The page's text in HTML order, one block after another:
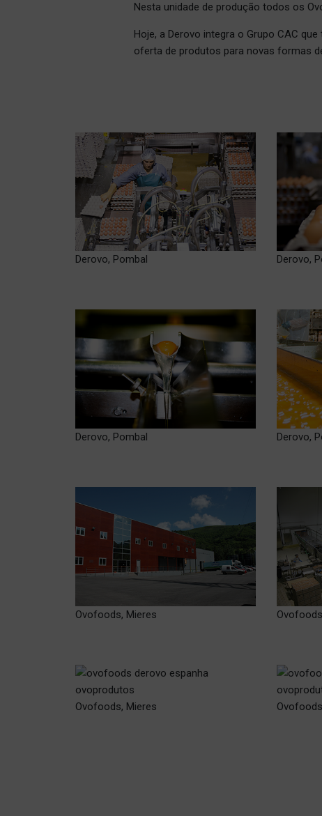
Nesta unidade de produção todos os
Hoje, a Derovo integra o Grupo CAC
oferta de produtos para novas formas
Derovo, Pombal Derovo,
Derovo, Pombal Derovo,
Ovofoods, Mieres
Ovofoods, Mieres